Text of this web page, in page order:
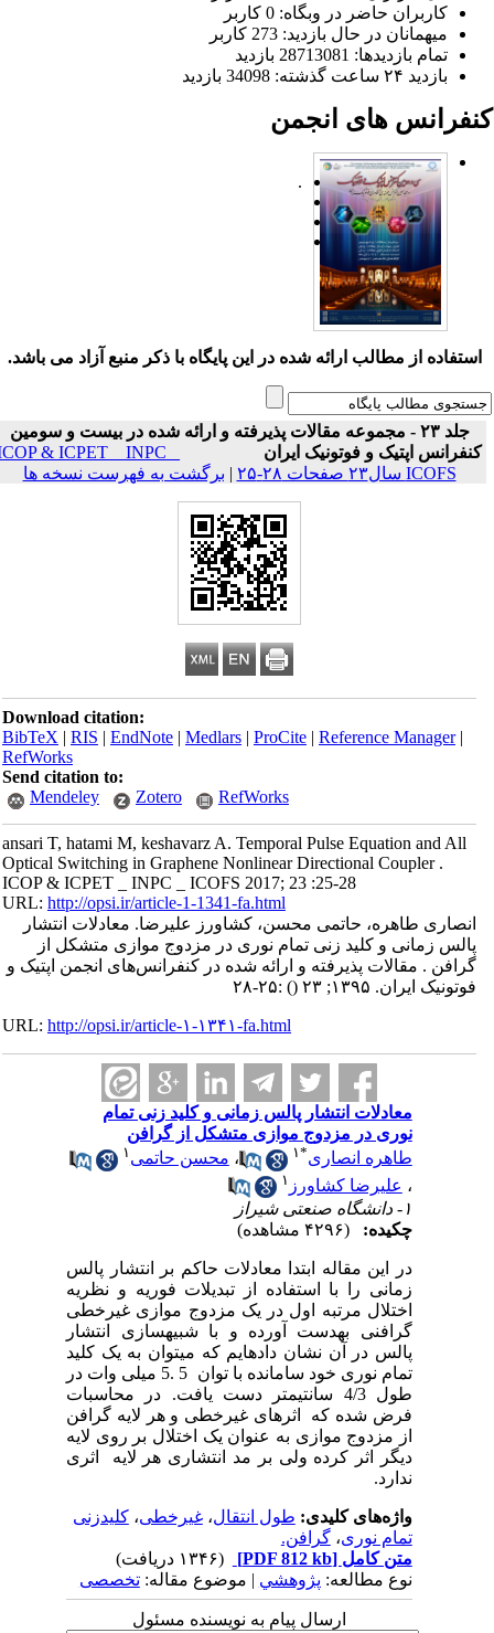
کاربران حاضر در وبگاه: 0 کاربر
میهمانان در حال بازدید: 273 کاربر
تمام بازدید‌ها: 28713081 بازدید
بازدید ۲۴ ساعت گذشته: 34098 بازدید
های انجمن
.
استفاده از مطالب ارائه شده در این پایگاه با ذکر منبع آزاد می باشد.
جلد ۲۳ - مجموعه مقالات پذیرفته و ارائه شده در بیست و سومین
کنفرانس اپتیک و فوتونیک ایران
ICOP & ICPET _ INPC _
ICOFS سال۲۳ صفحات ۲۸-۲۵
|برگشت به فهرست نسخه ها
Download citation:
BibTeX|RIS|EndNote|Medlars|ProCite|Reference Manager
RefWorks
Send citation to:
Mendeley
Zotero RefWorks
ansari T, hatami M, keshavarz A. Temporal Pulse Equation and All
Optical Switching in Graphene Nonlinear Directional Coupler .
ICOP & ICPET _ INPC _ ICOFS 2017; 23 :25-28
URL:http://opsi.ir/article-1-1341-fa.html
انصاری طاهره، حاتمی محسن، کشاورز علیرضا. معادلات انتشار
پالس زمانی و کلید زنی تمام نوری در مزدوج موازی متشکل از
گرافن . مقالات پذیرفته و ارائه شده در کنفرانس‌های انجمن اپتیک و
فوتونیک ایران. ۱۳۹۵; ۲۳
() :۲۵-۲۸
URL:http://opsi.ir/article-۱-۱۳۴۱-fa.html
معادلات انتشار پالس زمانی و کلید زنی تمام
نوری در مزدوج موازی متشکل از گرافن
طاهره انصاری* ۱ ،محسن حاتمی
علیرضا کشاورز ۱
چکیده:
در این مقاله ابتدا معادلات حاکم بر انتشار پالس
زمانی را با استفاده از تبدیلات فوریه و نظریه
اختلال مرتبه اول در یک مزدوج موازی غیر­خطی
گرافنی به­دست آورده و با شبیه­سازی انتشار
پالس در آن نشان داده­ایم که می­توان به یک کلید
تمام نوری خود سامانده با توان 5 .5 میلی وات در
طول 4/3 سانتی­متر دست یافت. در محاسبات
فرض شده که اثرهای غیرخطی و هر لایه گرافن
از مزدوج موازی به عنوان یک اختلال بر روی لایه
دیگر اثر کرده ولی بر مد انتشاری هر لایه اثری
ندارد.
واژه‌های کلیدی:طول انتقال،غیر‌خطی،کلید‌زنی
تمام نوری،گرافن.
متن کامل[PDF 812 kb]
نوع مطالعه:پژوهشي| موضوع مقاله:تخصصی
ارسال پیام به نویسنده مسئول